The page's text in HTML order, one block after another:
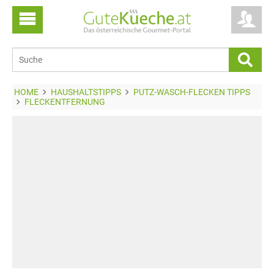
HOME HAUSHALTSTIPPS
PUTZ-WASCH-FLECKEN TIPPS
FLECKENTFERNUNG